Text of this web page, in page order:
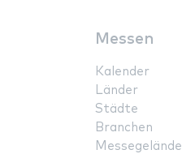
Messen
Kalender
Länder
Städte
Branchen
Messegelände